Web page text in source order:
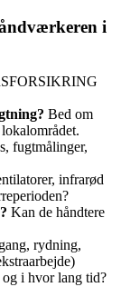
i
Bed om
fugtmålinger,
infrarød
Kan de håndtere
rydning,
i hvor lang tid?